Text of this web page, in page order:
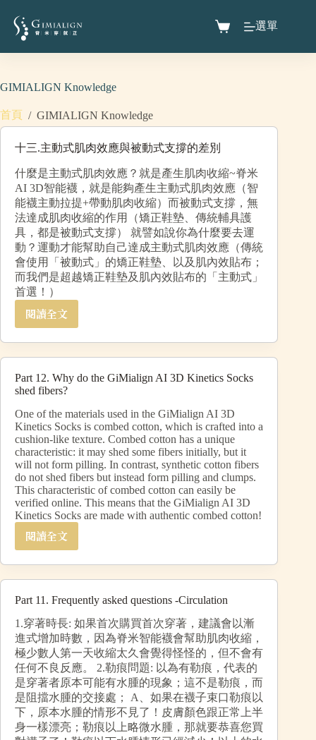
選單
GIMIALIGN Knowledge
首頁 / GIMIALIGN Knowledge
十三.主動式肌肉效應與被動式支撐的差別
什麼是主動式肌肉效應？就是產生肌肉收縮~脊米
AI 3D智能襪，就是能夠產生主動式肌肉效應（智
能襪主動拉提+帶動肌肉收縮）而被動式支撐，無
法達成肌肉收縮的作用（矯正鞋墊、傳統輔具護
具，都是被動式支撐） 就譬如說你為什麼要去運
動？運動才能幫助自己達成主動式肌肉效應（傳統
會使用「被動式」的矯正鞋墊、以及肌內效貼布；
而我們是超越矯正鞋墊及肌內效貼布的「主動式」
首選！）
閱讀全文
Part 12. Why do the GiMialign AI 3D Kinetics Socks
shed fibers?
One of the materials used in the GiMialign AI 3D
Kinetics Socks is combed cotton, which is crafted into a
cushion-like texture. Combed cotton has a unique
characteristic: it may shed some fibers initially, but it
will not form pilling. In contrast, synthetic cotton fibers
do not shed fibers but instead form pilling and clumps.
This characteristic of combed cotton can easily be
verified online. This means that the GiMialign AI 3D
Kinetics Socks are made with authentic combed cotton!
閱讀全文
Part 11. Frequently asked questions -Circulation
1.穿著時長: 如果首次購買首次穿著，建議會以漸
進式增加時數，因為脊米智能襪會幫助肌肉收縮，
極少數人第一天收縮太久會覺得怪怪的，但不會有
任何不良反應。 2.勒痕問題: 以為有勒痕，代表的
是穿著者原本可能有水腫的現象；這不是勒痕，而
是阻擋水腫的交接處； A、如果在襪子束口勒痕以
下，原本水腫的情形不見了！皮膚顏色跟正常上半
身一樣漂亮；勒痕以上略微水腫，那就要恭喜您買